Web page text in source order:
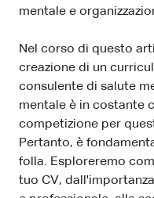
mentale e
Nel corso di questo
creazione di un
consulente di salute
mentale è in costante
competizione per
Pertanto, è
folla. Esploreremo
tuo CV,